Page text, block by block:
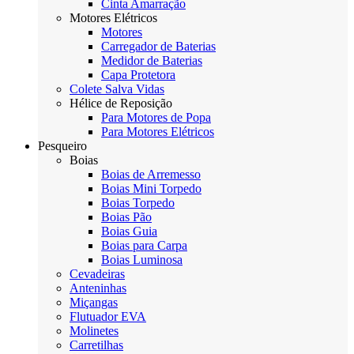
Cinta Amarração
Motores Elétricos
Motores
Carregador de Baterias
Medidor de Baterias
Capa Protetora
Colete Salva Vidas
Hélice de Reposição
Para Motores de Popa
Para Motores Elétricos
Pesqueiro
Boias
Boias de Arremesso
Boias Mini Torpedo
Boias Torpedo
Boias Pão
Boias Guia
Boias para Carpa
Boias Luminosa
Cevadeiras
Anteninhas
Miçangas
Flutuador EVA
Molinetes
Carretilhas